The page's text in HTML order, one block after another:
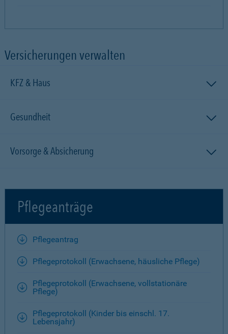
Versicherungen verwalten
KFZ & Haus
Gesundheit
Vorsorge & Absicherung
Pflegeanträge
Pflegeantrag
Pflegeprotokoll (Erwachsene, häusliche Pflege)
Pflegeprotokoll (Erwachsene, vollstationäre
Pflege)
Pflegeprotokoll (Kinder bis einschl. 17.
Lebensjahr)